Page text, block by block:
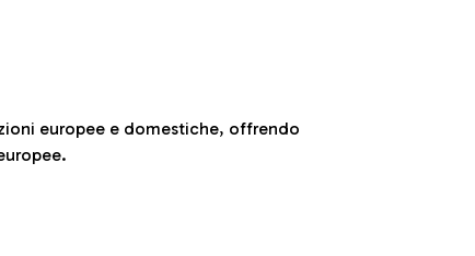
europee e domestiche, offrendo